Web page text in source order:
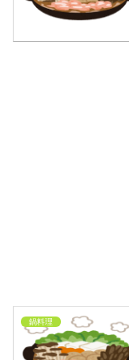
鍋料理